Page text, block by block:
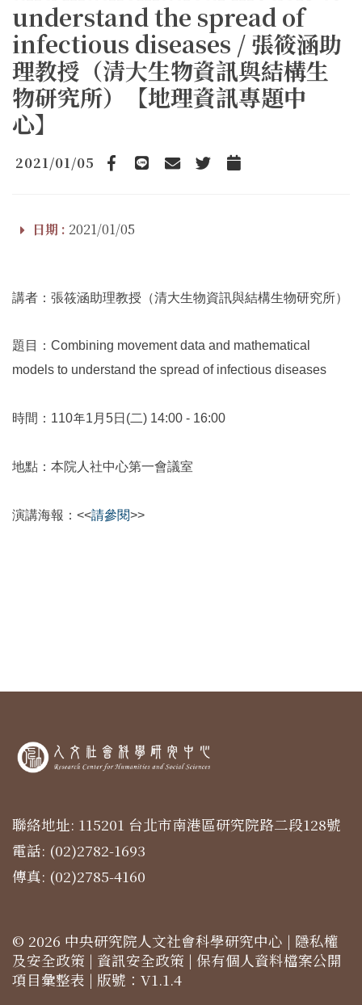
understand the spread of
infectious diseases / 張筱涵助
理教授（清大生物資訊與結構生
物研究所）【地理資訊專題中
心】
2021/01/05
Facebook
line emailTwitterAdd to Calendar
日期 : 2021/01/05
講者：張筱涵助理教授（清大生物資訊與結構生物研究所）
題目：Combining movement data and mathematical
models to understand the spread of infectious diseases
時間：110年1月5日(二) 14:00 - 16:00
地點：本院人社中心第一會議室
演講海報：<<請參閱>>
聯絡地址: 115201 台北市南港區研究院路二段128號
電話: (02)2782-1693
傳真: (02)2785-4160
© 2026 中央研究院人文社會科學研究中心 | 隱私權
及安全政策 | 資訊安全政策 | 保有個人資料檔案公開
項目彙整表 | 版號：V1.1.4